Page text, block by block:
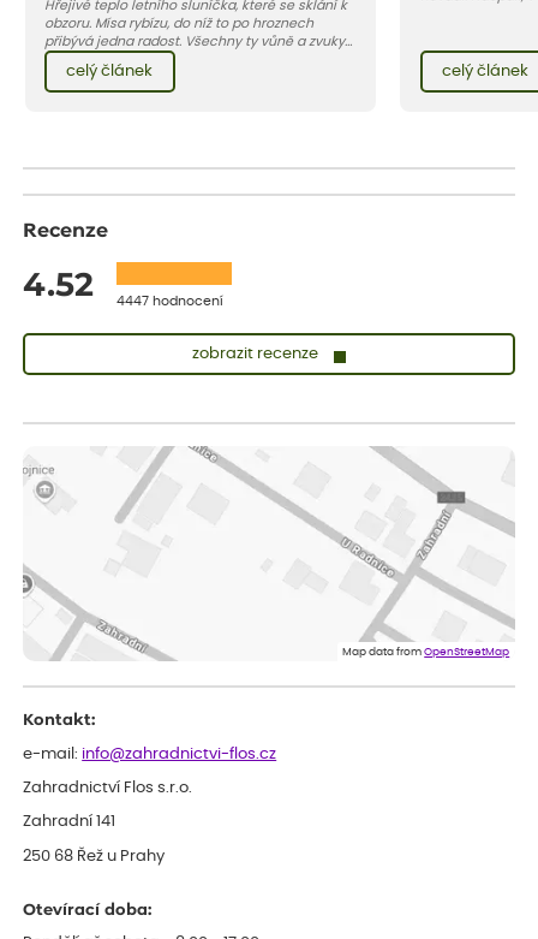
Hřejivé teplo letního sluníčka, které se sklání k
obzoru. Mísa rybízu, do níž to po hroznech
přibývá jedna radost. Všechny ty vůně a zvuky
červencové zahrady. Sklizeň rybízu do kuchyně
vnese neuvěřitelný klid a radost. A taky trochu
bezstarostnosti dětství při mlsání babiččina
celý článek
horké a suché
Pojďme se
celý článek
Recenze
4.52 4447 hodnocení
zobrazit recenze
vše v naprostém pořádku
ověřený nákup před 1 dnem
Jana
Flos je nejlepší &#129321;
Map data fromOpenStreetMap
Kontakt:
e-mail: info@zahradnictvi-flos.cz
Zahradnictví Flos s.r.o.
Zahradní 141
250 68 Řež u Prahy
Otevírací doba: